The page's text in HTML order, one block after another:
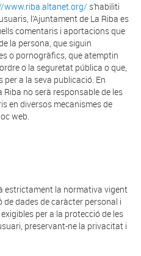
www.riba.altanet.org/ s’habiliti
l’Ajuntament de La Riba es
comentaris i aportacions que
la persona, que siguin
o pornogràfics, que atemptin
o la seguretat pública o que,
a la seva publicació. En
Riba no serà responsable de les
en diversos mecanismes de
web.
estrictament la normativa vigent
dades de caràcter personal i
per a la protecció de les
preservant-ne la privacitat i